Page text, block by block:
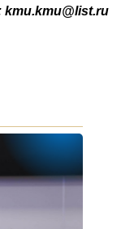
kmu.kmu@list.ru